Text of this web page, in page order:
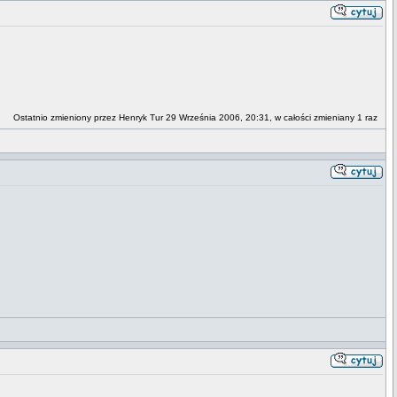
Ostatnio zmieniony przez Henryk Tur 29 Września 2006, 20:31, w całości zmieniany 1 raz